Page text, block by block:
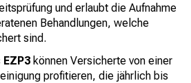
und erlaubt die Aufnahme
Behandlungen, welche
sind.
EZP3 können Versicherte von einer
profitieren, die jährlich bis